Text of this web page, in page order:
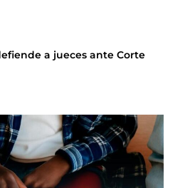
a jueces ante Corte